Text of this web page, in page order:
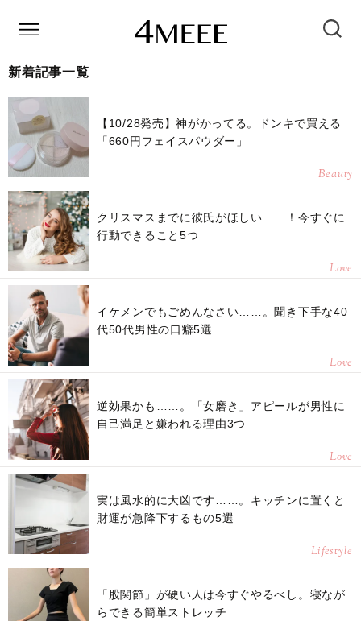
新着記事一覧
【10/28発売】神がかってる。ドンキで買える
「660円フェイスパウダー」
Beauty
クリスマスまでに彼氏がほしい……！今すぐに
行動できること5つ
Love
イケメンでもごめんなさい……。聞き下手な40
代50代男性の口癖5選
Love
逆効果かも……。「女磨き」アピールが男性に
自己満足と嫌われる理由3つ
Love
実は風水的に大凶です……。キッチンに置くと
財運が急降下するもの5選
Lifestyle
「股関節」が硬い人は今すぐやるべし。寝なが
らできる簡単ストレッチ